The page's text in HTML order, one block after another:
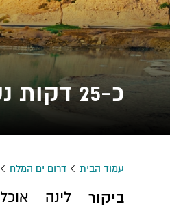
כ-25 דקות נסיעה
עמוד הבית דרום ים המלח
ביקור לינה אוכל